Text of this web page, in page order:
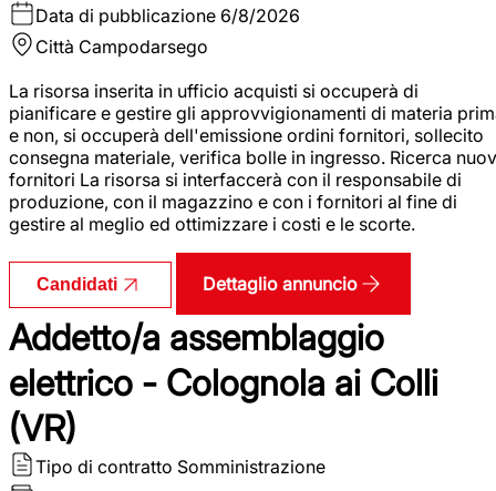
Data di pubblicazione 6/8/2026
Città Campodarsego
La risorsa inserita in ufficio acquisti si occuperà di
pianificare e gestire gli approvvigionamenti di materia
e non, si occuperà dell'emissione ordini fornitori, sollecito
consegna materiale, verifica bolle in ingresso. Ricerca
fornitori La risorsa si interfaccerà con il responsabile di
produzione, con il magazzino e con i fornitori al fine di
gestire al meglio ed ottimizzare i costi e le scorte.
Candidati Dettaglio annuncio
Addetto/a assemblaggio
elettrico - Colognola ai Colli
(VR)
Tipo di contratto Somministrazione